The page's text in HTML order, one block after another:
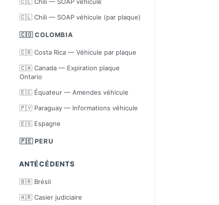
🇨🇱 Chili — SOAP véhicule (par plaque)
🇨🇴 COLOMBIA
🇨🇷 Costa Rica — Véhicule par plaque
🇨🇦 Canada — Expiration plaque
Ontario
🇪🇨 Équateur — Amendes véhicule
🇵🇾 Paraguay — Informations véhicule
🇪🇸 Espagne
🇵🇪 PERU
ANTÉCÉDENTS
🇧🇷 Brésil
🇦🇷 Casier judiciaire